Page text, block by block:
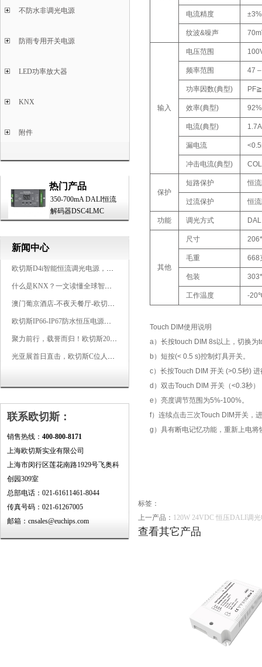
不防水非调光电源
防雨专用开关电源
LED功率放大器
KNX
附件
热门产品
350-700mA DALI恒流
解码器DSC4LMC
新闻中心
欧切斯D4i智能恒流调光电源，引领未来照明生态
什么是KNX？一文读懂全球智能建筑控制标准
澳门葡京酒店-不夜天餐厅-欧切斯KNX智能控制系统打造高端智慧空间
欧切斯IP66-IP67防水恒压电源，无惧风雨，智稳如一
聚力前行，载誉而归！欧切斯2026光亚展完美收官
光亚展首日直击，欧切斯C位人气爆棚-双奖加冕，实力再出圈
联系欧切斯：
销售热线： 400-800-8171
上海欧切斯实业有限公司
上海市闵行区莲花南路1929号飞奥科
创园309室
总部电话：021-61611461-8044
传真号码：021-61267005
邮箱：cnsales@euchips.com
电流精度 ±3%
纹波&噪声
输入
电压范围
频率范围 47
功率因数(典型)
效率(典型) 92%
电流(典型)
漏电流
冲击电流(典型)
保护
短路保护 恒
过流保护 恒
功能 调光方式
其他
尺寸
毛重 668
包装
工作温度 -
Touch DIM使用说明
a）长按touch DIM 8s以上，切换为
b）短按(< 0.5 s)控制灯具开关。
c）长按Touch DIM 开关 (>0.5秒)
d）双击Touch DIM 开关（<0.3秒
e）亮度调节范围为5%-100%。
f）连续点击三次Touch DIM开关，
g）具有断电记忆功能，重新上电
标签：
上一产品： 120W 24VDC 恒压DALI调
查看其它产品